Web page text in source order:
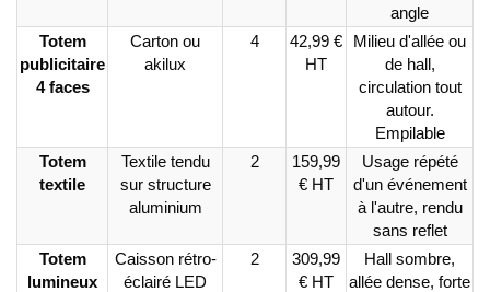
angle
Totem
publicitaire
4 faces
Carton ou
akilux
4
42,99 €
HT
Milieu d'allée ou
de hall,
circulation tout
autour.
Empilable
Totem
textile
Textile tendu
sur structure
aluminium
2
159,99
€ HT
Usage répété
d'un événement
à l'autre, rendu
sans reflet
Totem
lumineux
Caisson rétro-
éclairé LED
2
309,99
€ HT
Hall sombre,
allée dense, forte